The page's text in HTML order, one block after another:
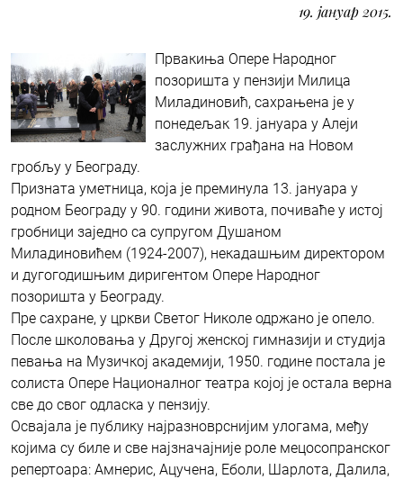
19. јануар 2015.
Првакиња Опере Народног
позоришта у пензији Милица
Миладиновић, сахрањена је у
понедељак 19. јануара у Алеји
заслужних грађана на Новом
гробљу у Београду.
Призната уметница, која је преминула 13. јануара у
родном Београду у 90. години живота, почиваће у истој
гробници заједно са супругом Душаном
Миладиновићем (1924-2007), некадашњим директором
и дугогодишњим диригентом Опере Народног
позоришта у Београду.
Пре сахране, у цркви Светог Николе одржано је опело.
После школовања у Другој женској гимназији и студија
певања на Музичкој академији, 1950. године постала је
солиста Опере Националног театра којој је остала верна
све до свог одласка у пензију.
Освајала је публику најразноврснијим улогама, међу
којима су биле и све најзначајније роле мецосопранског
репертоара: Амнерис, Ацучена, Еболи, Шарлота, Далила,